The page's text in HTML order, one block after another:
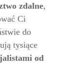
zdalne,
Ci
do
tysiące
od